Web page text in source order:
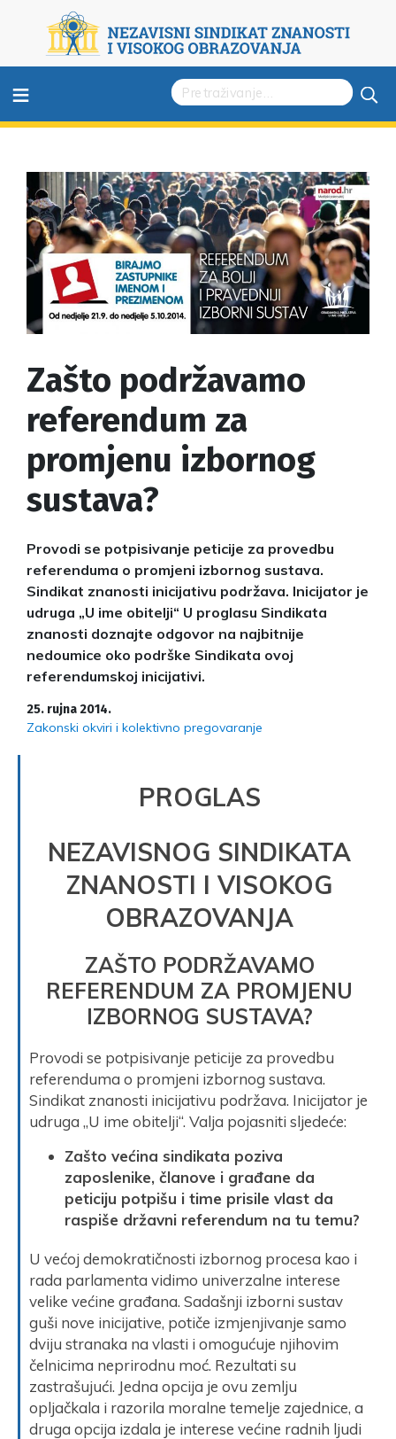
≡
Zašto podržavamo
referendum za
promjenu izbornog
sustava?
Provodi se potpisivanje peticije za provedbu
referenduma o promjeni izbornog sustava.
Sindikat znanosti inicijativu podržava. Inicijator je
udruga „U ime obitelji“ U proglasu Sindikata
znanosti doznajte odgovor na najbitnije
nedoumice oko podrške Sindikata ovoj
referendumskoj inicijativi.
25. rujna 2014.
Zakonski okviri i kolektivno pregovaranje
PROGLAS
NEZAVISNOG SINDIKATA
ZNANOSTI I VISOKOG
OBRAZOVANJA
ZAŠTO PODRŽAVAMO
REFERENDUM ZA PROMJENU
IZBORNOG SUSTAVA?
Provodi se potpisivanje peticije za provedbu
referenduma o promjeni izbornog sustava.
Sindikat znanosti inicijativu podržava. Inicijator je
udruga „U ime obitelji“. Valja pojasniti sljedeće:
Zašto većina sindikata poziva
zaposlenike, članove i građane da
peticiju potpišu i time prisile vlast da
raspiše državni referendum na tu temu?
U većoj demokratičnosti izbornog procesa kao i
rada parlamenta vidimo univerzalne interese
velike većine građana. Sadašnji izborni sustav
guši nove inicijative, potiče izmjenjivanje samo
dviju stranaka na vlasti i omogućuje njihovim
čelnicima neprirodnu moć. Rezultati su
zastrašujući. Jedna opcija je ovu zemlju
opljačkala i razorila moralne temelje zajednice, a
druga opcija izdala je interese većine radnih ljudi